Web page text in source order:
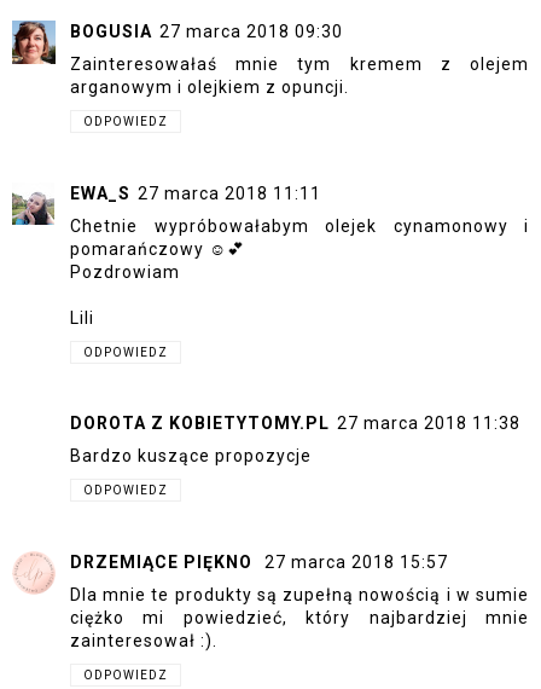
BOGUSIA 27 marca 2018 09:30
Zainteresowałaś mnie tym kremem z olejem
arganowym i olejkiem z opuncji.
ODPOWIEDZ
EWA_S 27 marca 2018 11:11
Chetnie wypróbowałabym olejek cynamonowy i
pomarańczowy ☺💕
Pozdrowiam
Lili
ODPOWIEDZ
DOROTA Z KOBIETYTOMY.PL 27 marca 2018 11:38
Bardzo kuszące propozycje
ODPOWIEDZ
DRZEMIĄCE PIĘKNO
27 marca 2018 15:57
Dla mnie te produkty są zupełną nowością i w sumie
ciężko mi powiedzieć, który najbardziej mnie
zainteresował :).
ODPOWIEDZ